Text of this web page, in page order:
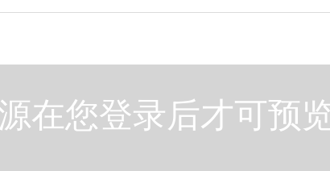
在您登录后才可预览